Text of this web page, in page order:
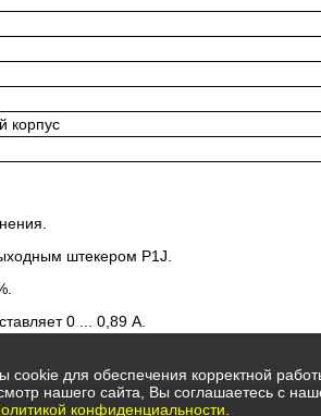
корпус
штекером P1J.
0 ... 0,89 А.
для обеспечения корректной
нашего сайта, Вы соглашаетесь с
конфиденциальности